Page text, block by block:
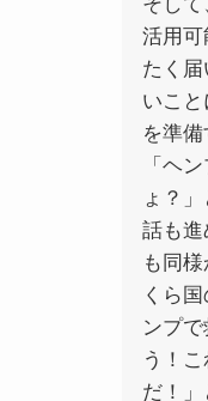
活用可
たく
いこ
を準
「ヘ
ょ？
話も
も同
くら
ンプ
う！
だ！